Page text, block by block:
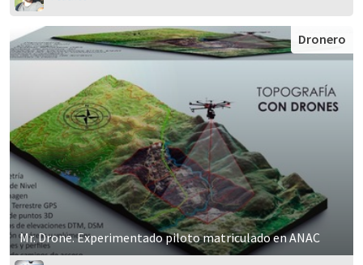
Mr. Drone. Experimentado piloto matriculado en ANAC
Dronero